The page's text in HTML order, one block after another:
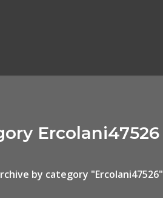
Ercolani47526
by category "Ercolani47526"